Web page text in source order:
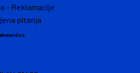
– Reklamacije
pitanja
d.o.o